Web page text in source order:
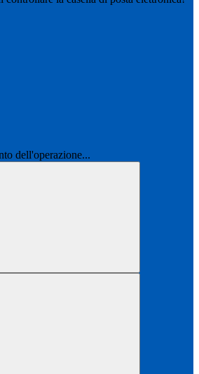
dell'operazione...